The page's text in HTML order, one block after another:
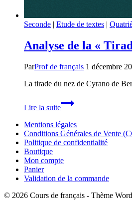
Seconde | Etude de textes |
Analyse de la «
ParProf de français 1 décembre
La tirade du nez de Cyrano de
Lire la suite
Analyse
de
« Tirade
du
nez »
Cyrano
Bergerac
Mentions légales
Conditions Générales de Vente
Politique de confidentialité
Boutique
Mon compte
Panier
Validation de la commande
© 2026 Cours de français - Thème